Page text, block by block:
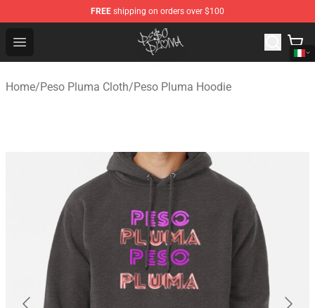
FREE shipping on orders over $100
Open menu
Peso Pluma Store - Official Peso Pluma Merchandise
Home/Peso Pluma Cloth/Peso Pluma Hoodie